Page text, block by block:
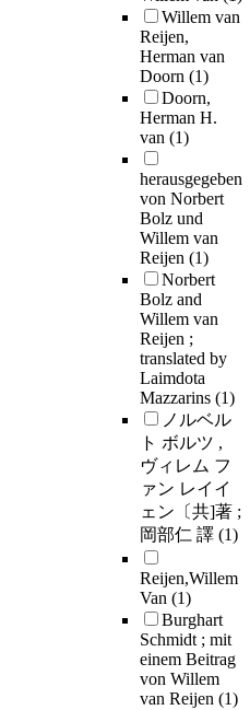
Willem van
Reijen,
Herman van
Doorn (1)
Doorn,
Herman H.
van (1)
herausgegeben
von Norbert
Bolz und
Willem van
Reijen (1)
Norbert
Bolz and
Willem van
Reijen ;
translated by
Laimdota
Mazzarins (1)
ノルベル
ト ボルツ ,
ヴィレム フ
ァン レイイ
ェン〔共]著 ;
岡部仁 譯 (1)
Reijen,Willem
Van (1)
Burghart
Schmidt ; mit
einem Beitrag
von Willem
van Reijen (1)